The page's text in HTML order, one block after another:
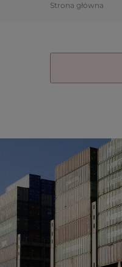
Strona główna